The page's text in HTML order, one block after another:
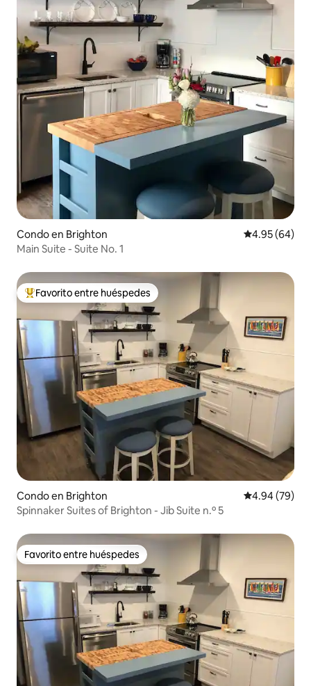
Condo en Brighton Calificación
4.95 (64)
Main Suite - Suite No. 1
Favorito entre huéspedes preferido
Favorito entre huéspedes
Condo en Brighton Calificación
4.94 (79)
Spinnaker Suites of Brighton - Jib Suite n.º 5
Favorito entre huéspedes
Favorito entre huéspedes